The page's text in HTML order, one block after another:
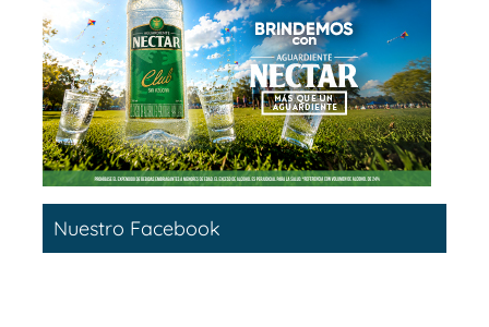
Nuestro Facebook